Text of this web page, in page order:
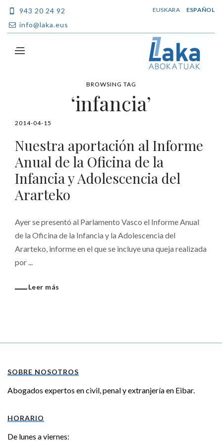
943 20 24 92
info@laka.eus
EUSKARA ESPAÑOL
BROWSING TAG
‘infancia’
2014-04-15
Nuestra aportación al Informe
Anual de la Oficina de la
Infancia y Adolescencia del
Ararteko
Ayer se presentó al Parlamento Vasco el Informe Anual
de la Oficina de la Infancia y la Adolescencia del
Ararteko, informe en el que se incluye una queja realizada
por ...
Leer más
SOBRE NOSOTROS
Abogados expertos en civil, penal y extranjería en Eibar.
HORARIO
De lunes a viernes: